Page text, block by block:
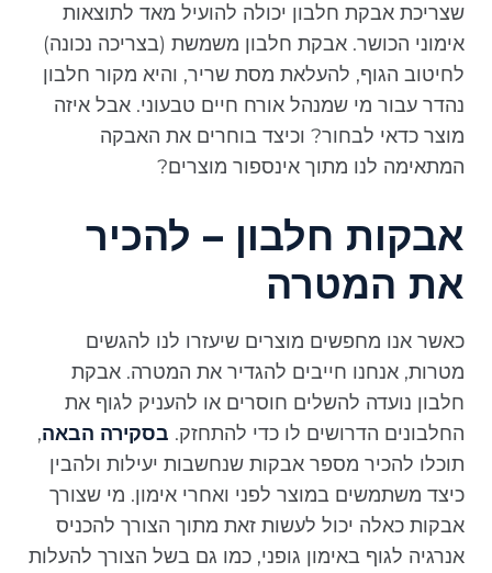
שצריכת אבקת חלבון יכולה להועיל מאד לתוצאות
אימוני הכושר. אבקת חלבון משמשת (בצריכה נכונה)
לחיטוב הגוף, להעלאת מסת שריר, והיא מקור חלבון
נהדר עבור מי שמנהל אורח חיים טבעוני. אבל איזה
מוצר כדאי לבחור? וכיצד בוחרים את האבקה
המתאימה לנו מתוך אינספור מוצרים?
אבקות חלבון – להכיר
את המטרה
כאשר אנו מחפשים מוצרים שיעזרו לנו להגשים
מטרות, אנחנו חייבים להגדיר את המטרה. אבקת
חלבון נועדה להשלים חוסרים או להעניק לגוף את
החלבונים הדרושים לו כדי להתחזק.בסקירה הבאה,
תוכלו להכיר מספר אבקות שנחשבות יעילות ולהבין
כיצד משתמשים במוצר לפני ואחרי אימון. מי שצורך
אבקות כאלה יכול לעשות זאת מתוך הצורך להכניס
אנרגיה לגוף באימון גופני, כמו גם בשל הצורך להעלות